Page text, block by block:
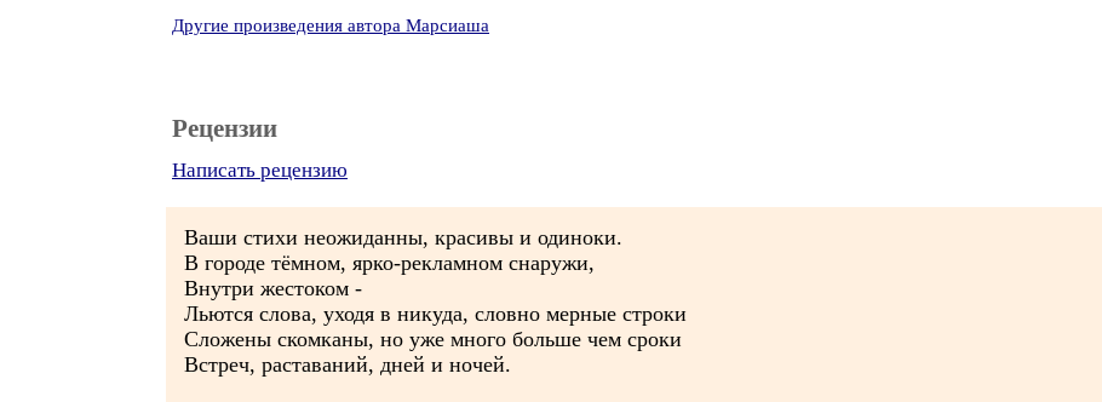
Другие произведения автора Марсиаша
Рецензии
Написать рецензию
Ваши стихи неожиданны, красивы и одиноки.
В городе тёмном, ярко-рекламном снаружи,
Внутри жестоком -
Льются слова, уходя в никуда, словно мерные строки
Сложены скомканы, но уже много больше чем сроки
Встреч, раставаний, дней и ночей.